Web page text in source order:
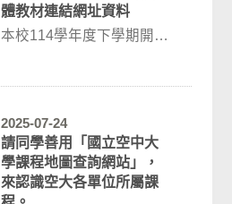
體教材連結網址資料
本校114學年度下學期開設
2025-07-24
請同學善用「國立空中大
學課程地圖查詢網站」，
來認識空大各單位所屬課